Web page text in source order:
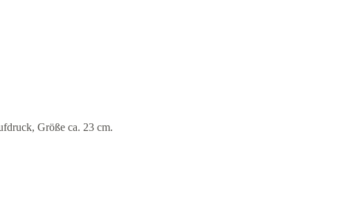
Größe ca. 23 cm.